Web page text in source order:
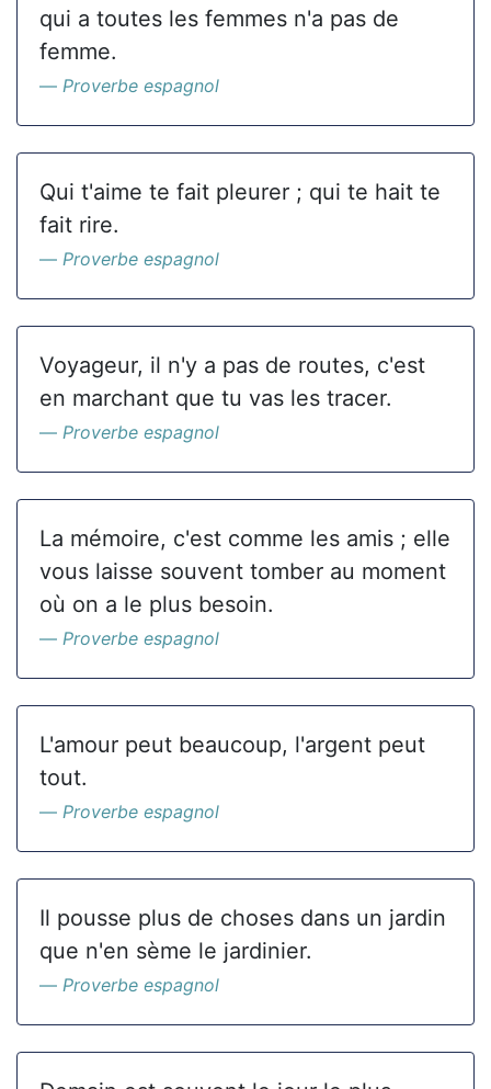
qui a toutes les femmes n'a pas de
femme.
Proverbe espagnol
Qui t'aime te fait pleurer ; qui te hait te
fait rire.
Proverbe espagnol
Voyageur, il n'y a pas de routes, c'est
en marchant que tu vas les tracer.
Proverbe espagnol
La mémoire, c'est comme les amis ; elle
vous laisse souvent tomber au moment
où on a le plus besoin.
Proverbe espagnol
L'amour peut beaucoup, l'argent peut
tout.
Proverbe espagnol
Il pousse plus de choses dans un jardin
que n'en sème le jardinier.
Proverbe espagnol